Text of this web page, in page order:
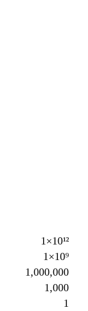
1×10¹²
1×10⁹
1,000,000
1,000
1